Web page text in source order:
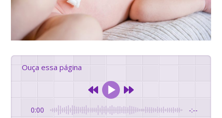
Ouça essa página
0:00 -:--